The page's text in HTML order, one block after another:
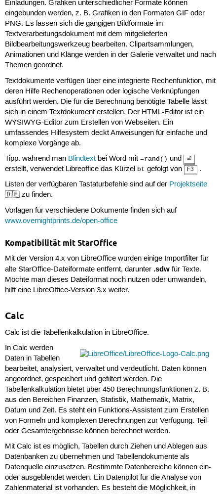
Einladungen. Grafiken unterschiedlicher Formate können
eingebunden werden, z. B. Grafiken in den Formaten GIF oder
PNG. Es lassen sich die gängigen Bildformate im
Textverarbeitungsdokument mit dem mitgelieferten
Bildbearbeitungswerkzeug bearbeiten. Clipartsammlungen,
Animationen und Klänge werden in der Galerie verwaltet und nach
Themen geordnet.
Textdokumente verfügen über eine integrierte Rechenfunktion, mit
deren Hilfe Rechenoperationen oder logische Verknüpfungen
ausführt werden. Die für die Berechnung benötigte Tabelle lässt
sich in einem Textdokument erstellen. Der HTML-Editor ist ein
WYSIWYG-Editor zum Erstellen von Webseiten. Ein
umfassendes Hilfesystem deckt Anweisungen für einfache und
komplexe Vorgänge ab.
Tipp: während man Blindtextbei Word mit =rand() und ⏎
erstellt, verwendet Libreoffice das Kürzel bt gefolgt von F3
.
Listen der verfügbaren Tastaturbefehle sind auf der Projektseite
🇩🇪 zu finden.
Vorlagen für verschiedene Dokumente finden sich auf
www.overnightprints.de/open-office
Kompatibilität mit StarOffice
Mit der Version 4.x von LibreOffice wurden einige Importfilter für
alte StarOffice-Dateiformate entfernt, darunter .sdwfür Texte.
Möchte man dieses Dateiformat noch nutzen oder umwandeln,
hilft eine LibreOffice-Version 3.x weiter.
Calc
Calc ist die Tabellenkalkulation in LibreOffice.
In Calc werden
Daten in Tabellen
bearbeitet, analysiert, verwaltet und verdeutlicht. Daten können
angeordnet, gespeichert und gefiltert werden. Die
Tabellenkalkulation bietet über 450 Berechnungsfunktionen z. B.
aus den Bereichen Finanzen, Statistik, Mathematik, Matrix,
Datum und Zeit. Es steht ein Funktions-Assistent zum Erstellen
von Formeln und komplexen Berechnungen zur Verfügung. Teil-
oder Gesamtergebnisse können berechnet werden.
Mit Calc ist es möglich, Tabellen durch Ziehen und Ablegen aus
Datenbanken zu übernehmen und Tabellendokumente als
Datenquelle einzusetzen. Bestimmte Datenbereiche können ein-
oder ausgeblendet werden. Ein Datenpilot für die Analyse von
Zahlenmaterial ist vorhanden. Es besteht die Möglichkeit, in